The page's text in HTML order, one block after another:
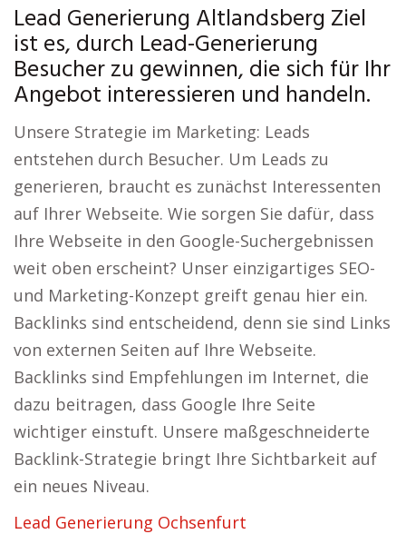
Lead Generierung Altlandsberg Ziel
ist es, durch Lead-Generierung
Besucher zu gewinnen, die sich für Ihr
Angebot interessieren und handeln.
Unsere Strategie im Marketing: Leads
entstehen durch Besucher. Um Leads zu
generieren, braucht es zunächst Interessenten
auf Ihrer Webseite. Wie sorgen Sie dafür, dass
Ihre Webseite in den Google-Suchergebnissen
weit oben erscheint? Unser einzigartiges SEO-
und Marketing-Konzept greift genau hier ein.
Backlinks sind entscheidend, denn sie sind Links
von externen Seiten auf Ihre Webseite.
Backlinks sind Empfehlungen im Internet, die
dazu beitragen, dass Google Ihre Seite
wichtiger einstuft. Unsere maßgeschneiderte
Backlink-Strategie bringt Ihre Sichtbarkeit auf
ein neues Niveau.
Lead Generierung Ochsenfurt